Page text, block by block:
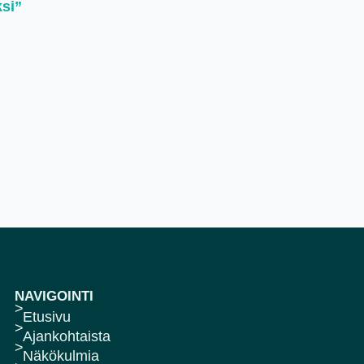
NAVIGOINTI
Etusivu
Ajankohtaista
Näkökulmia